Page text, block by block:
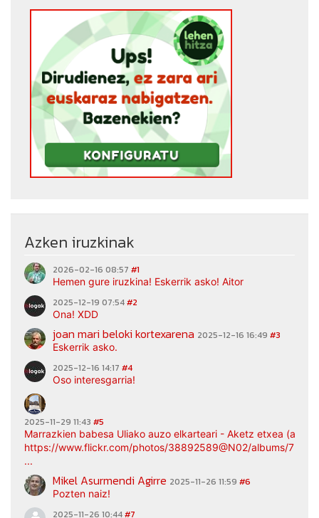
Azken iruzkinak
2026-02-16 08:57 #1
Hemen gure iruzkina! Eskerrik asko! Aitor
2025-12-19 07:54#2
Ona! XDD
joan mari beloki kortexarena 2025-12-16 16:49 #3
Eskerrik asko.
2025-12-16 14:17 #4
Oso interesgarria!
2025-11-29 11:43 #5
Marrazkien babesa Uliako auzo elkarteari - Aketz etxea
https://www.flickr.com/photos/38892589@N02/albums/
...
Mikel Asurmendi Agirre 2025-11-26 11:59 #6
Pozten naiz!
2025-11-26 10:44#7